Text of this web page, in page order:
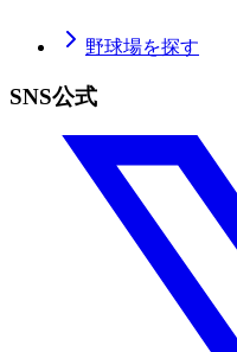
野球場を探す
SNS公式